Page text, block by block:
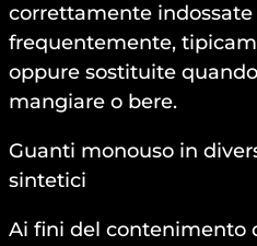
correttamente
frequentemente,
oppure sostituite
mangiare o bere.
Guanti monouso in
sintetici
Ai fini del contenimento